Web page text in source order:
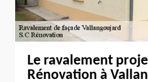
Le ravalement
Rénovation à